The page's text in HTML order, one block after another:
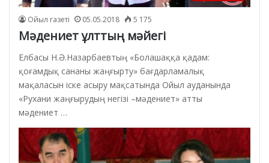
Ойыл газеті 05.05.2018 5 175
Мәдениет ұлттың мәйегі
Елбасы Н.Ә.Назарбаевтың «Болашаққа қадам:
қоғамдық сананы жаңғырту» бағдарламалық
мақаласын іске асыру мақсатында Ойыл ауданында
«Рухани жаңғырудың негізі –мәдениет» атты
мәдениет …